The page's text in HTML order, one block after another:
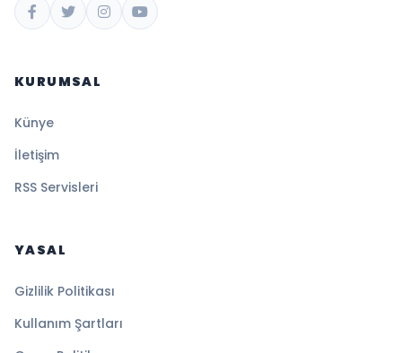
KURUMSAL
Künye
İletişim
RSS Servisleri
YASAL
Gizlilik Politikası
Kullanım Şartları